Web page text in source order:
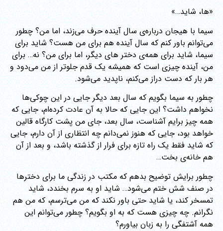
«ها، شاید…»
سیما با هیجان درباره‌ی سال آینده حرف می‌زند، اما من؟ چطور
می‌توانم باور کنم که سال آینده هم برای من هست؟ شاید برای
سیما، شاید برای همه‌ی دختر های دیگر، اما برای من؟ نه… برای
من، آینده چیزی است که همیشه یک قدم جلوتر از من می‌دود و
هر بار که دست دراز می‌کنم، ناپدید می‌شود.
چطور به سیما بگویم که سال بعد دیگر جایی در این چوکی‌ها
نخواهم داشت؟ این جایی که حالا به آن عادت‌ کرده‌ام، جایی که
همه چیز برایم آشناست، سال بعد، جای من پشت کارگاه قالین
خواهد بود، جایی که هنوز نمی‌دانم چه انتظاری از آن دارم، جایی
که شاید فقط یک راه تازه برای فرار از گذشته باشد، و بعد از آن
هم خانه‌ی بخت…
چطور برایش توضیح بدهم که مکتب در زندگی ما برای دخترها
در صنف شش ختم می‌شود… شاید او به سرم بخندد، شاید
تمسخر کند، یا شاید حتی باور نکند که من می‌ترسم، که من هم
نگرانم. چه چیزی هست که به او بگویم؟ چطور می‌توانم این
همه آشتفگی را به زبان بیاورم؟